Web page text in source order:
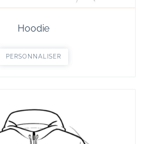
Hoodie
PERSONNALISER